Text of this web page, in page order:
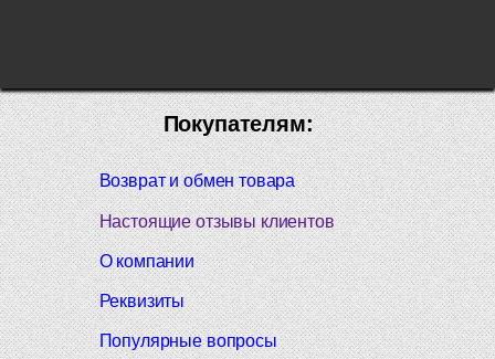
Покупателям:
Возврат и обмен товара
Настоящие отзывы клиентов
О компании
Реквизиты
Популярные вопросы